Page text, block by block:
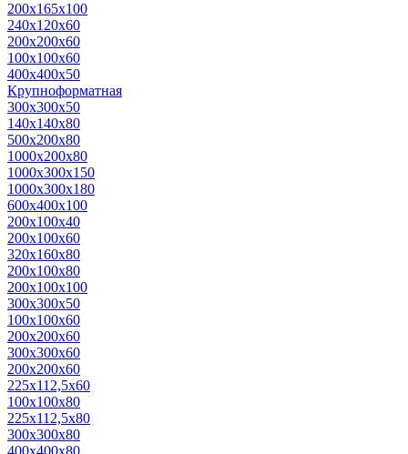
200х165х100
240х120х60
200х200х60
100х100х60
400х400х50
Крупноформатная
300х300х50
140х140х80
500x200x80
1000x200x80
1000x300x150
1000x300x180
600x400x100
200x100x40
200x100x60
320x160x80
200x100x80
200x100x100
300x300x50
100x100x60
200x200x60
300x300x60
200x200x60
225x112,5x60
100x100x80
225x112,5x80
300x300x80
400x400x80